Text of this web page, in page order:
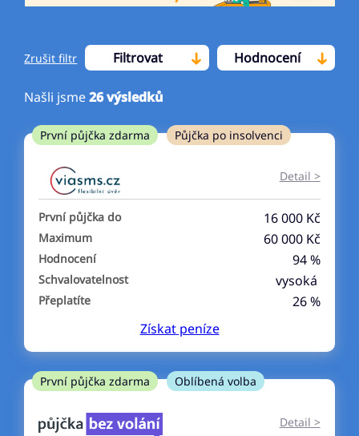
Zrušit filtr Filtrovat Hodnocení
Od
První půjčka zdarma
–
ano
ne
ano
ne
V exekuci
Našli jsme26výsledků
První půjčka zdarma Půjčka po insolvenci
Detail >
První půjčka do 16 000 Kč
Maximum 60 000 Kč
Hodnocení 94 %
Schvalovatelnost vysoká
Přeplatíte
26 %
Získatpeníze
První půjčka zdarma Oblíbená volba
Detail >